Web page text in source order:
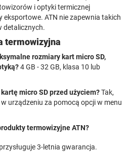
i optyki termicznej
eksportowe. ATN nie zapewnia takich
detalicznych.
termowizyjna
rozmiary kart micro SD,
4 GB - 32 GB, klasa 10 lub
micro SD przed użyciem?Tak,
urządzeniu za pomocą opcji w menu
termowizyjne ATN?
3-letnia gwarancja.